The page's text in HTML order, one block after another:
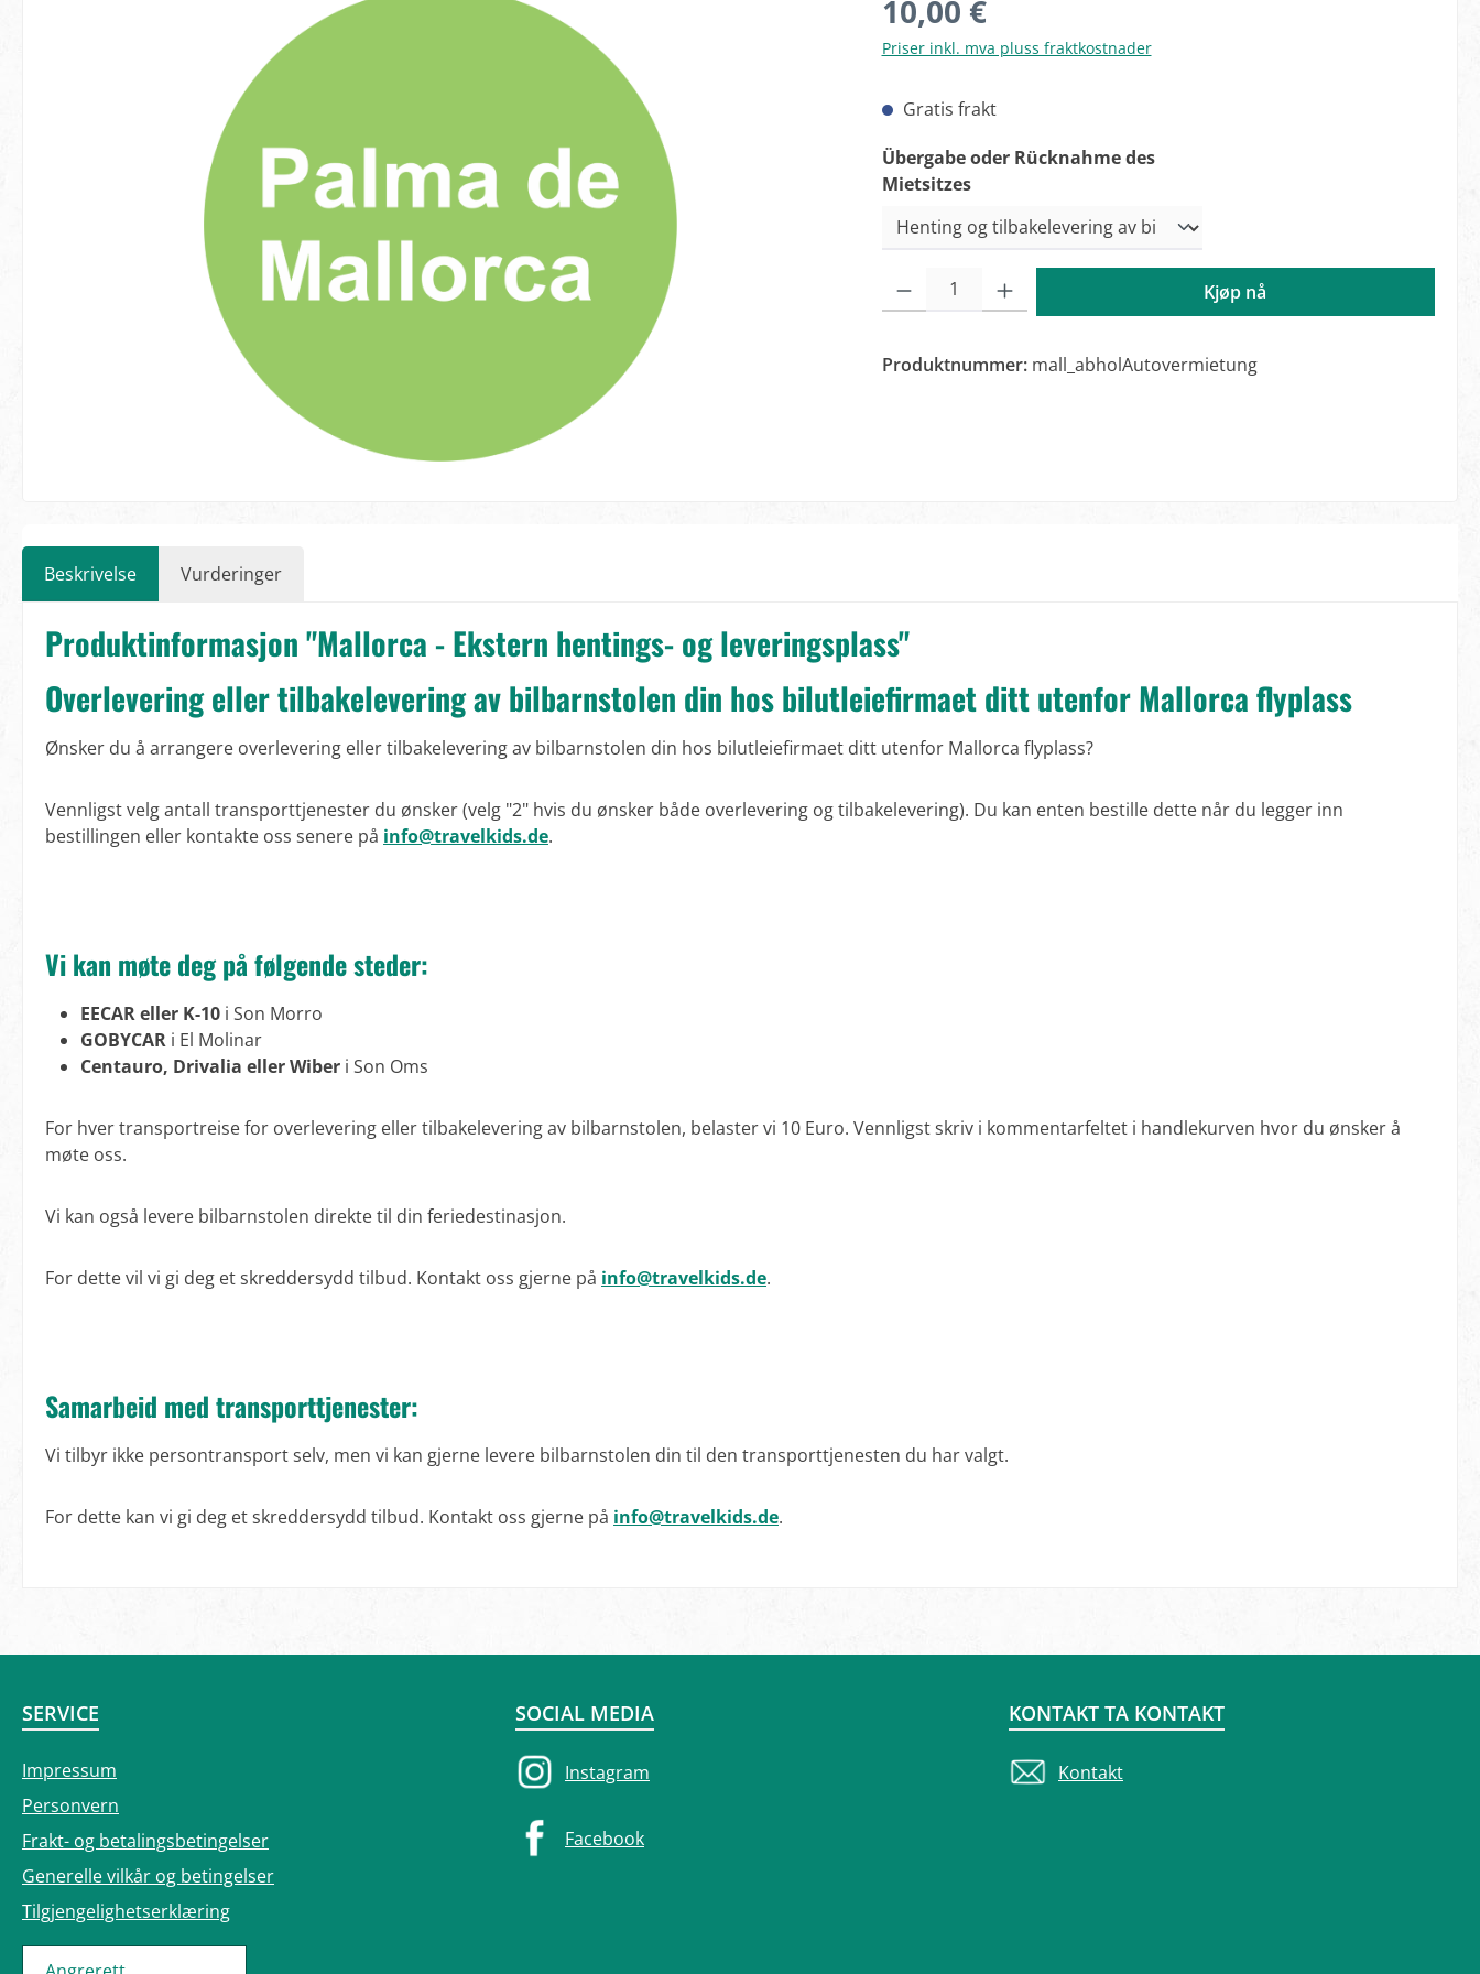
10,00 €
Priser inkl. mva pluss fraktkostnader
Gratis frakt
Velg
Übergabe oder Rücknahme des
Mietsitzes
Produktmengde: Angi ønsket mengde eller bruk knappene for å øke eller
Kjøp nå
Produktnummer: mall_abholAutovermietung
Beskrivelse Vurderinger
Produktinformasjon "Mallorca - Ekstern hentings- og leveringsplass"
Overlevering eller tilbakelevering av bilbarnstolen din hos bilutleiefirmaet ditt utenfor Mallorca flyplass
Ønsker du å arrangere overlevering eller tilbakelevering av bilbarnstolen din hos bilutleiefirmaet ditt utenfor Mallorca flyplass?
Vennligst velg antall transporttjenester du ønsker (velg "2" hvis du ønsker både overlevering og tilbakelevering). Du kan enten bestille dette når du legger inn
bestillingen eller kontakte oss senere på info@travelkids.de.
Vi kan møte deg på følgende steder:
EECAR eller K-10 i Son Morro
GOBYCAR i El Molinar
Centauro, Drivalia eller Wiber i Son Oms
For hver transportreise for overlevering eller tilbakelevering av bilbarnstolen, belaster vi 10 Euro. Vennligst skriv i kommentarfeltet i handlekurven hvor du ønsker å
møte oss.
Vi kan også levere bilbarnstolen direkte til din feriedestinasjon.
For dette vil vi gi deg et skreddersydd tilbud. Kontakt oss gjerne på info@travelkids.de.
Samarbeid med transporttjenester:
Vi tilbyr ikke persontransport selv, men vi kan gjerne levere bilbarnstolen din til den transporttjenesten du har valgt.
For dette kan vi gi deg et skreddersydd tilbud. Kontakt oss gjerne på info@travelkids.de.
SERVICE
Impressum
Personvern
Frakt- og betalingsbetingelser
Generelle vilkår og betingelser
Tilgjengelighetserklæring
SOCIAL MEDIA
Instagram
Facebook
KONTAKT TA KONTAKT
Kontakt